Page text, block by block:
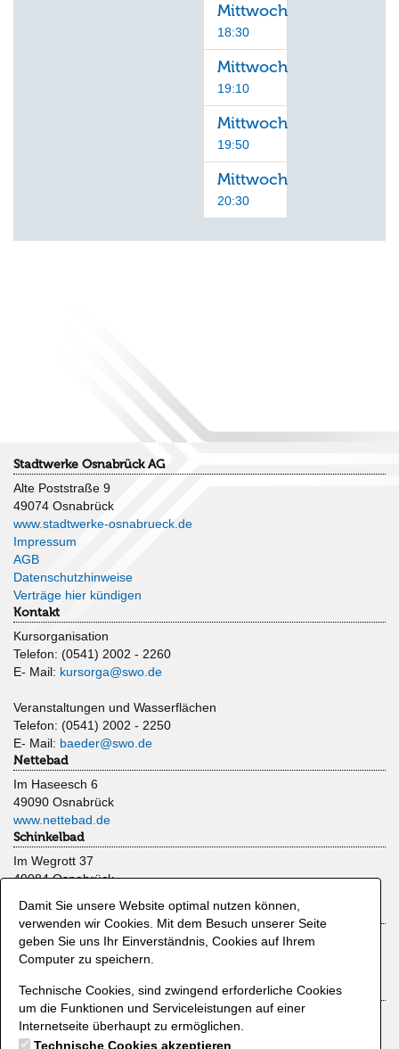
Mittwoch
18:30
Mittwoch
19:10
Mittwoch
19:50
Mittwoch
20:30
Stadtwerke Osnabrück AG
Alte Poststraße 9
49074 Osnabrück
www.stadtwerke-osnabrueck.de
Impressum
AGB
Datenschutzhinweise
Verträge hier kündigen
Kontakt
Kursorganisation
Telefon: (0541) 2002 - 2260
E- Mail: kursorga@swo.de
Veranstaltungen und Wasserflächen
Telefon: (0541) 2002 - 2250
E- Mail: baeder@swo.de
Nettebad
Im Haseesch 6
49090 Osnabrück
www.nettebad.de
Schinkelbad
Im Wegrott 37
49084 Osnabrück
Moskaubad
Limberger Straße 47
49080 Osnabrück
Zahlmethoden
Kreditkarte
Lastschrift
Damit Sie unsere Website optimal nutzen können,
verwenden wir Cookies. Mit dem Besuch unserer Seite
geben Sie uns Ihr Einverständnis, Cookies auf Ihrem
Computer zu speichern.
Technische Cookies, sind zwingend erforderliche Cookies
um die Funktionen und Serviceleistungen auf einer
Internetseite überhaupt zu ermöglichen.
Technische Cookies akzeptieren